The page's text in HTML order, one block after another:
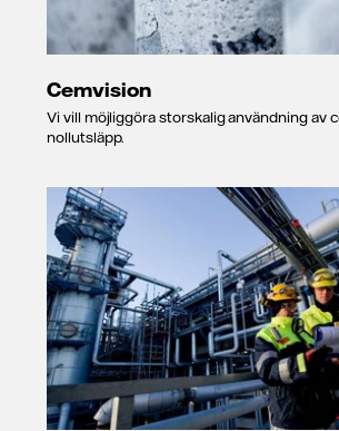
Cemvision
Vi vill möjliggöra storskalig användning av
nollutsläpp.